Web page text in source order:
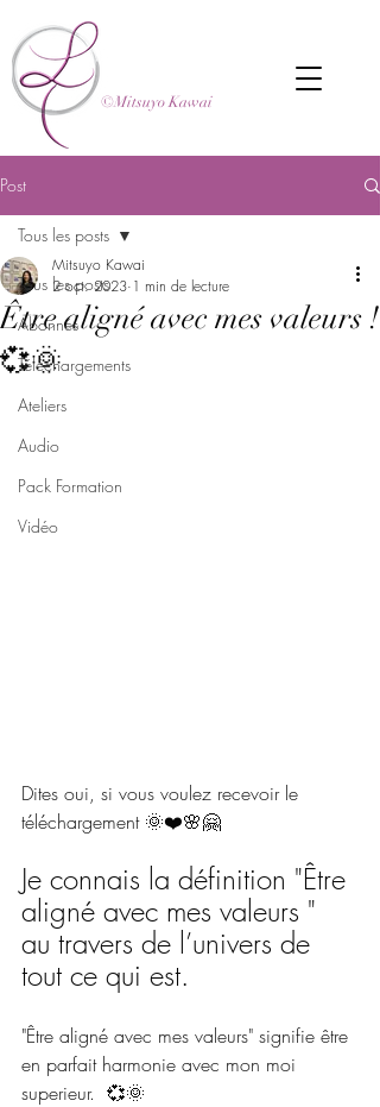
©Mitsuyo Kawai
Post
Tous les posts
Abonnés
Téléchargements
Ateliers
Audio
Pack Formation
Vidéo
Tous les posts
Être aligné avec mes valeurs !
💞🌞
Mitsuyo Kawai
2 oct. 2023 1 min de lecture
Dites oui, si vous voulez recevoir le
téléchargement 🌞❤️🌸🤗
Je connais la définition "Être
aligné avec mes valeurs "
au travers de l’univers de
tout ce qui est.
"Être aligné avec mes valeurs" signifie être
en parfait harmonie avec mon moi
superieur.  💞🌞